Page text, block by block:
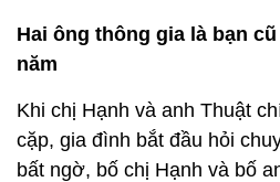
Hai ông thông gia là bạn
năm
Khi chị Hạnh và anh Thuật
cặp, gia đình bắt đầu hỏi
bất ngờ, bố chị Hạnh và bố